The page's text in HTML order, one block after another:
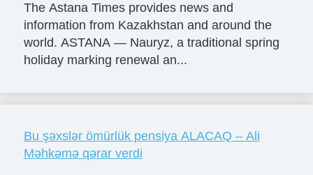
The Astana Times provides news and
information from Kazakhstan and around the
world. ASTANA — Nauryz, a traditional spring
holiday marking renewal an...
Bu şəxslər ömürlük pensiya ALACAQ – Ali
Məhkəmə qərar verdi